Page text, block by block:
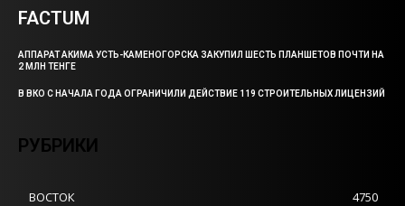
FACTUM
АППАРАТ АКИМА УСТЬ-КАМЕНОГОРСКА ЗАКУПИЛ ШЕСТЬ ПЛАНШЕТОВ ПОЧТИ НА
2 МЛН ТЕНГЕ
В ВКО С НАЧАЛА ГОДА ОГРАНИЧИЛИ ДЕЙСТВИЕ 119 СТРОИТЕЛЬНЫХ ЛИЦЕНЗИЙ
РУБРИКИ
ВОСТОК
4750